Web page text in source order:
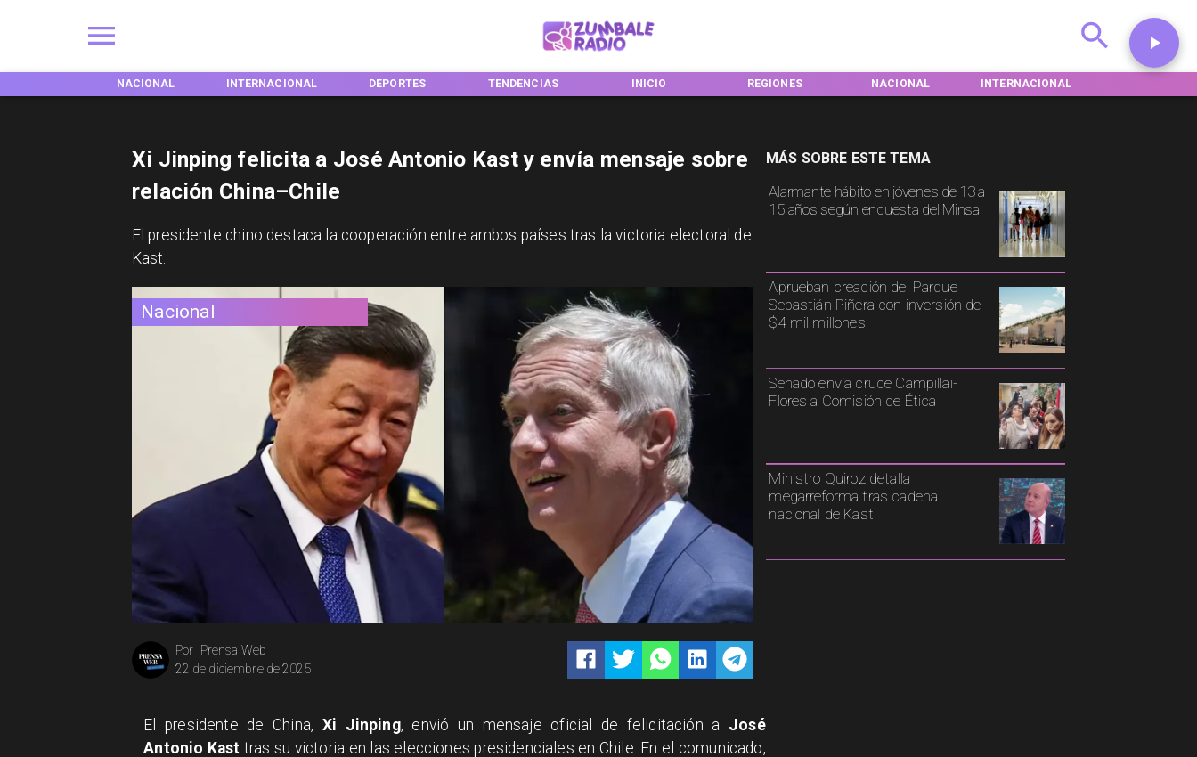
INTERNACIONAL DEPORTES TENDENCIAS INICIO REGIONES NACIONAL INTERNACIONAL DEPORTES
Nacional
Prensa Web
Por
22 de diciembre de 2025
Alarmante hábito en jóvenes de 13 a
15 años según encuesta del Minsal
Aprueban creación del Parque
Sebastián Piñera con inversión de
$4 mil millones
Senado envía cruce Campillai-
Flores a Comisión de Ética
Ministro Quiroz detalla
megarreforma tras cadena
nacional de Kast
MÁS SOBRE ESTE TEMA
Xi Jinping felicita a José Antonio Kast y envía mensaje sobre
relación China–Chile
El presidente chino destaca la cooperación entre ambos países tras la victoria electoral de
Kast.
El presidente de China, Xi Jinping, envió un mensaje oficial de felicitación a José
Antonio Kast tras su victoria en las elecciones presidenciales en Chile. En el comunicado,